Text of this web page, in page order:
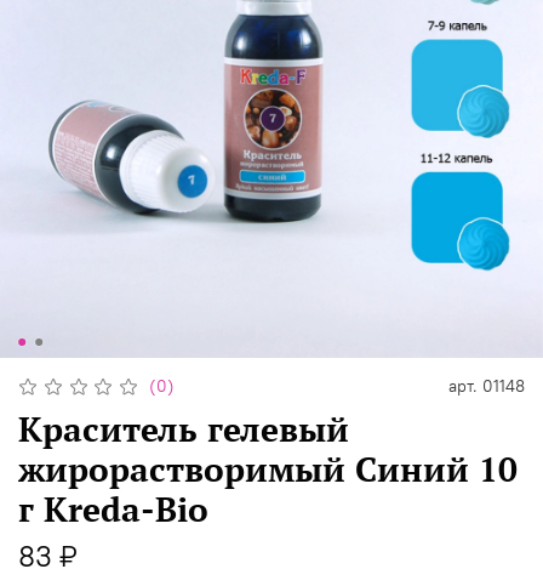
(0) арт. 01148
Краситель гелевый
жирорастворимый Синий 10
г Kreda-Bio
83 ₽